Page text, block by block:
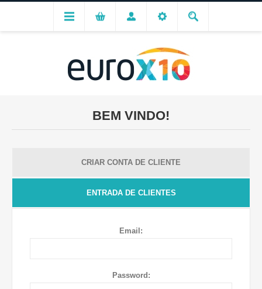
BEM VINDO!
CRIAR CONTA DE CLIENTE
ENTRADA DE CLIENTES
Email:
Password: